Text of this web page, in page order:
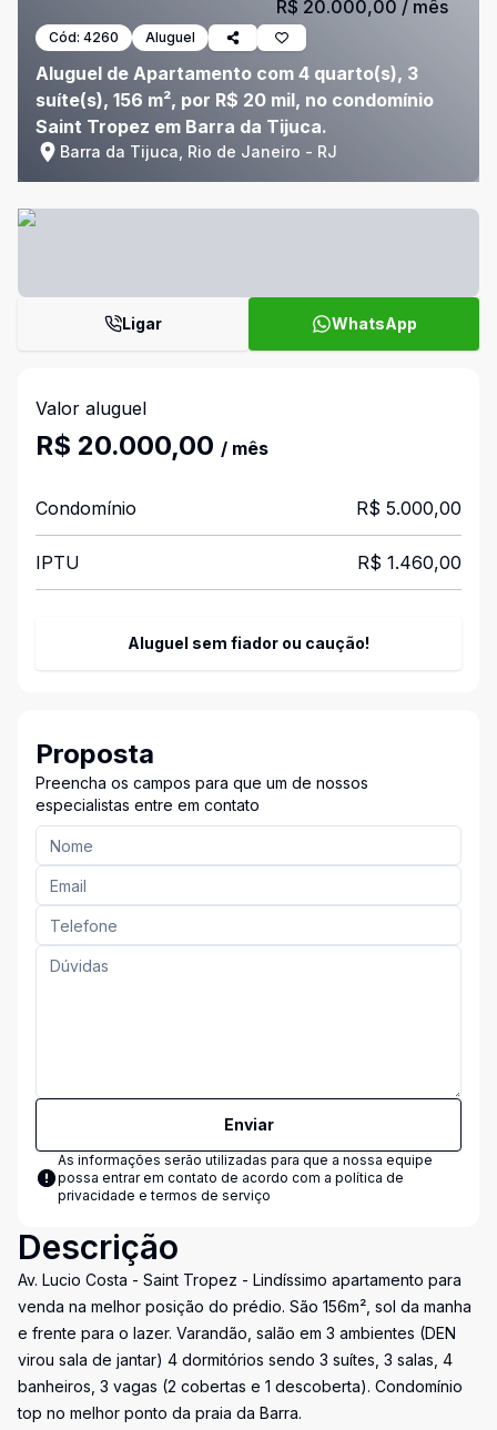
Cód: 4260 Aluguel
Aluguel de Apartamento com 4 quarto(s), 3
suíte(s), 156 m², por R$ 20 mil, no condomínio
Saint Tropez em Barra da Tijuca.
Barra da Tijuca, Rio de Janeiro - RJ
R$ 20.000,00 / mês
Ligar WhatsApp
Valor aluguel
R$ 20.000,00 / mês
Condomínio R$ 5.000,00
IPTU R$ 1.460,00
Aluguel sem fiador ou caução!
Proposta
Preencha os campos para que um de nossos
especialistas entre em contato
Enviar
As informações serão utilizadas para que a nossa equipe
possa entrar em contato de acordo com a política de
privacidade e termos de serviço
Descrição
Av. Lucio Costa - Saint Tropez - Lindíssimo apartamento para
venda na melhor posição do prédio. São 156m², sol da manha
e frente para o lazer. Varandão, salão em 3 ambientes (DEN
virou sala de jantar) 4 dormitórios sendo 3 suítes, 3 salas, 4
banheiros, 3 vagas (2 cobertas e 1 descoberta). Condomínio
top no melhor ponto da praia da Barra.